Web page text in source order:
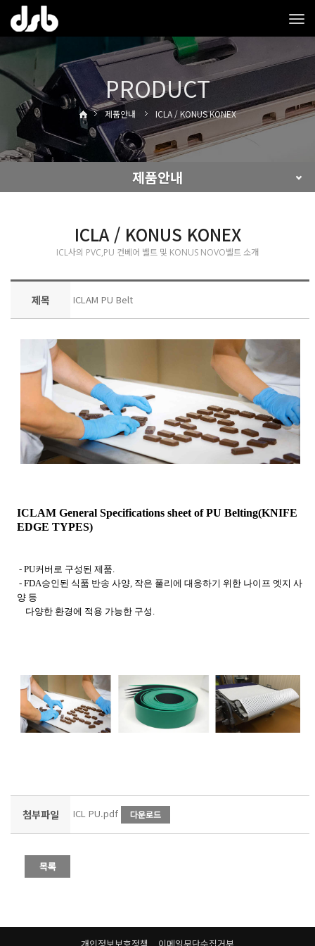
PRODUCT
제품안내 ICLA / KONUS KONEX
제품안내
ICLA / KONUS KONEX
ICL사의 PVC,PU 컨베어 벨트 및 KONUS NOVO벨트 소개
제목 ICLAM PU Belt
ICLAM General Specifications sheet ofPU Belting(KNIFE
EDGE TYPES)
- PU커버로 구성된 제품.
- FDA승인된 식품 반송 사양, 작은 풀리에 대응하기 위한 나이프 엣지 사
양 등
다양한 환경에 적용 가능한 구성.
첨부파일 ICL PU.pdf